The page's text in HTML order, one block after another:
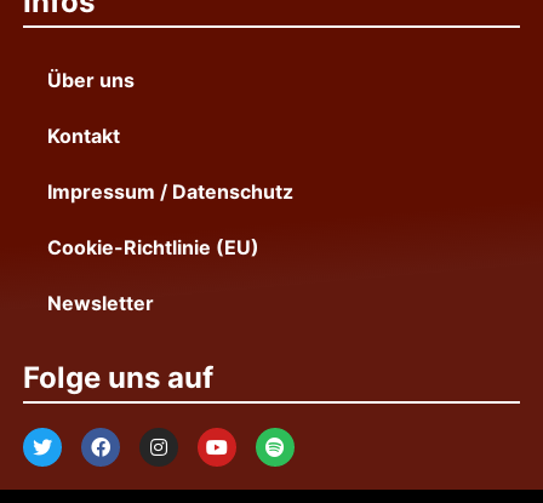
Über uns
Kontakt
Impressum / Datenschutz
Cookie-Richtlinie (EU)
Newsletter
Folge uns auf